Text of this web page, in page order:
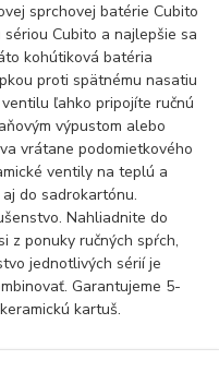
sprchovej batérie Cubito
Cubito a najlepšie sa
kohútiková batéria
proti spätnému nasatiu
ľahko pripojíte ručnú
výpustom alebo
vrátane podomietkového
ventily na teplú a
do sadrokartónu.
Nahliadnite do
z ponuky ručných spŕch,
jednotlivých sérií je
Garantujeme 5-
kartuš.